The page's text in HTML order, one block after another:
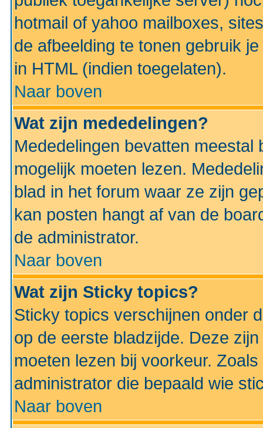
hotmail of yahoo mailboxes,
de afbeelding te tonen gebruik
in HTML (indien toegelaten).
Naar boven
Wat zijn mededelingen?
Mededelingen bevatten
mogelijk moeten lezen.
blad in het forum waar ze zijn
kan posten hangt af van de
de administrator.
Naar boven
Wat zijn Sticky topics?
Sticky topics verschijnen onder
op de eerste bladzijde. Deze
moeten lezen bij voorkeur.
administrator die bepaald wie
Naar boven